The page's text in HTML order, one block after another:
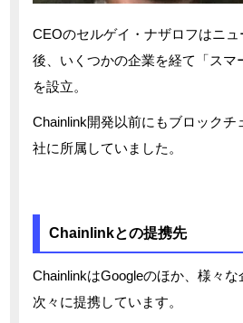
CEOのセルゲイ・ナザロフはニ
後、いくつかの企業を経て「スマ
を設立。
Chainlink開発以前にもブロックチ
社に所属していました。
Chainlinkとの提携先
ChainlinkはGoogleのほか、様々な
次々に提携しています。